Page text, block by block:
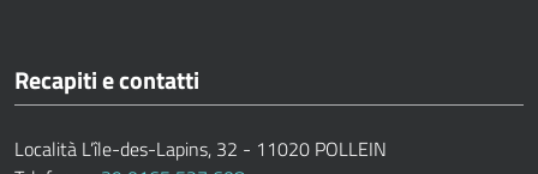
Recapiti e contatti
Località L’île-des-Lapins, 32 - 11020 POLLEIN